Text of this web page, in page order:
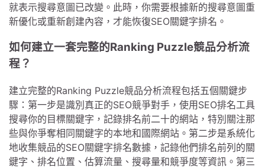
就表示搜尋意圖已改變。此時，你需要根據新的搜尋意圖重
新優化或重新創建內容，才能恢復SEO關鍵字排名。
如何建立一套完整的Ranking Puzzle競品分析流
程？
建立完整的Ranking Puzzle競品分析流程包括五個關鍵步
驟：第一步是識別真正的SEO競爭對手，使用SEO排名工具
搜尋你的目標關鍵字，記錄排名前二十的網站，特別關注那
些與你爭奪相同關鍵字的本地和國際網站。第二步是系統化
地收集競品的SEO關鍵字排名數據，記錄他們排名前列的關
鍵字、排名位置、估算流量、搜尋量和競爭度等資訊。第三